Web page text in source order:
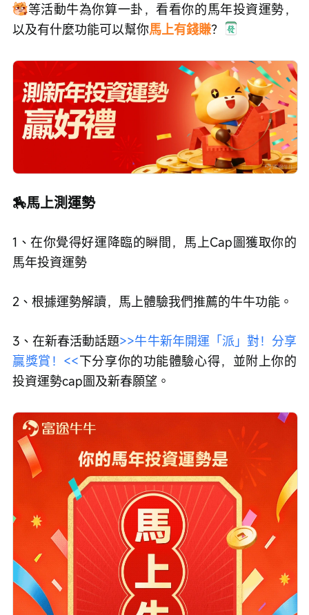
等活動牛為你算一卦，看看你的馬年投資運勢，
以及有什麼功能可以幫你馬上有錢賺？
🏇馬上測運勢
1、在你覺得好運降臨的瞬間，馬上Cap圖獲取你的
馬年投資運勢
2、根據運勢解讀，馬上體驗我們推薦的牛牛功能。
3、在新春活動話題>>牛牛新年開運「派」對！分享
贏獎賞！<<下分享你的功能體驗心得，並附上你的
投資運勢cap圖及新春願望。